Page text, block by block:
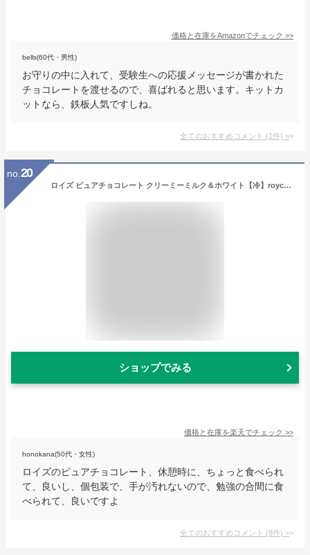
価格と在庫をAmazonでチェック >>
bells(60代・男性)
お守りの中に入れて、受験生への応援メッセージが書かれた
チョコレートを渡せるので、喜ばれると思います。キットカ
ットなら、鉄板人気ですしね。
全てのおすすめコメント (1件) >
no. 20
ロイズ ピュアチョコレート クリーミーミルク＆ホワイト【冷】royce 会社 小分け おしゃれ 北海道 人気 おすすめ お土産当店はロイズの正規取扱店舗 お礼 ばらまき 個装 ギフト ご褒美 札幌 チョコ ホワイトデー お返し ばら 散き 2026 おしゃれ お菓子
ショップでみる
価格と在庫を楽天でチェック >>
honokana(50代・女性)
ロイズのピュアチョコレート、休憩時に、ちょっと食べられ
て、良いし、個包装で、手が汚れないので、勉強の合間に食
べられて、良いですよ
全てのおすすめコメント (8件) >